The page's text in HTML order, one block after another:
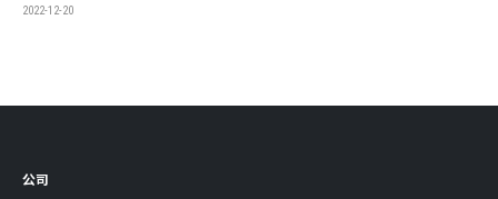
2022-12-20
公司